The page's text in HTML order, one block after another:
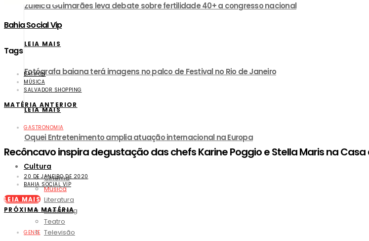
Zuleica Guimarães leva debate sobre fertilidade 40+ a congresso nacional
LEIA MAIS
Fotógrafa baiana terá imagens no palco de Festival no Rio de Janeiro
LEIA MAIS
Oquei Entretenimento amplia atuação internacional na Europa
Cultura
Cinema
Música
Literatura
Streaming
Teatro
Televisão
Bahia Social Vip
Tags
BATIFUN
MÚSICA
SALVADOR SHOPPING
MATÉRIA ANTERIOR
GASTRONOMIA
Recôncavo inspira degustação das chefs Karine Poggio e Stella Maris na Casa
20 DE JANEIRO DE 2020
BAHIA SOCIAL VIP
LEIA MAIS
PRÓXIMA MATÉRIA
GENTE